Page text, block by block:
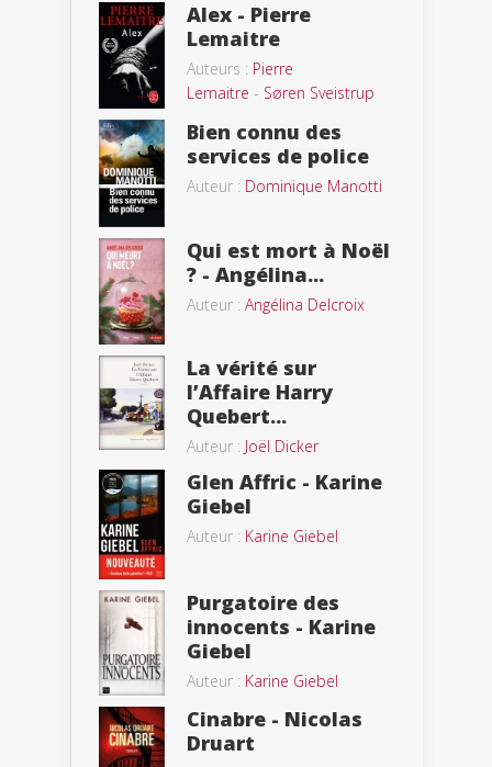
Alex - Pierre
Lemaitre
Auteurs : Pierre
Lemaitre - Søren Sveistrup
Bien connu des
services de police
Auteur : Dominique Manotti
Qui est mort à Noël
? - Angélina...
Auteur : Angélina Delcroix
La vérité sur
l’Affaire Harry
Quebert...
Auteur : Joël Dicker
Glen Affric - Karine
Giebel
Auteur : Karine Giebel
Purgatoire des
innocents - Karine
Giebel
Auteur : Karine Giebel
Cinabre - Nicolas
Druart